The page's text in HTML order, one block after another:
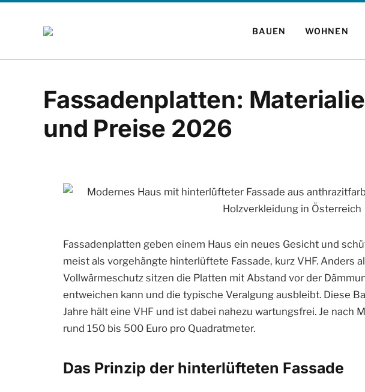
BAUEN WOHNEN
Fassadenplatten:
und Preise 2026
Fassadenplatten geben einem Haus ein neues Gesicht und
meist als vorgehängte hinterlüftete Fassade, kurz VHF. Anders
Vollwärmeschutz sitzen die Platten mit Abstand vor der
entweichen kann und die typische Veralgung ausbleibt. Diese
Jahre hält eine VHF und ist dabei nahezu wartungsfrei. Je nach
rund 150 bis 500 Euro pro Quadratmeter.
Das Prinzip der hinterlüfteten Fassade